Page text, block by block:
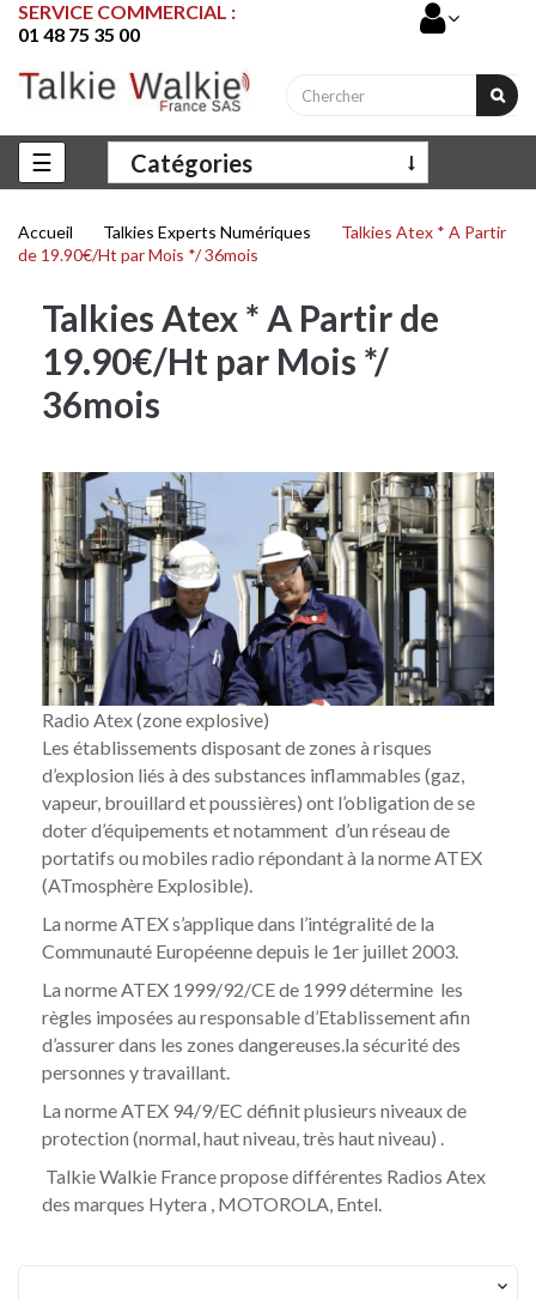
SERVICE COMMERCIAL :
01 48 75 35 00
Catégories
Basculer
la
☰
Accueil Talkies Experts Numériques
Talkies Atex * A Partir
de 19.90€/Ht par Mois */ 36mois
Talkies Atex * A Partir de
19.90€/Ht par Mois */
36mois
Radio Atex (zone explosive)
Les établissements disposant de zones à risques
d’explosion liés à des substances inflammables (gaz,
vapeur, brouillard et poussières) ont l’obligation de se
doter d’équipements et notamment d’un réseau de
portatifs ou mobiles radio répondant à la norme ATEX
(ATmosphère Explosible).
La norme ATEXs’applique dans l’intégralité de la
Communauté Européenne depuis le 1er juillet 2003.
La norme ATEX 1999/92/CE de 1999 détermine les
règles imposées au responsable d’Etablissement afin
d’assurer dans les zones dangereuses.la sécurité des
personnes y travaillant.
La norme ATEX 94/9/EC définit plusieurs niveaux de
protection (normal, haut niveau, très haut niveau) .
Talkie Walkie France propose différentes Radios Atex
des marques Hytera , MOTOROLA, Entel.
